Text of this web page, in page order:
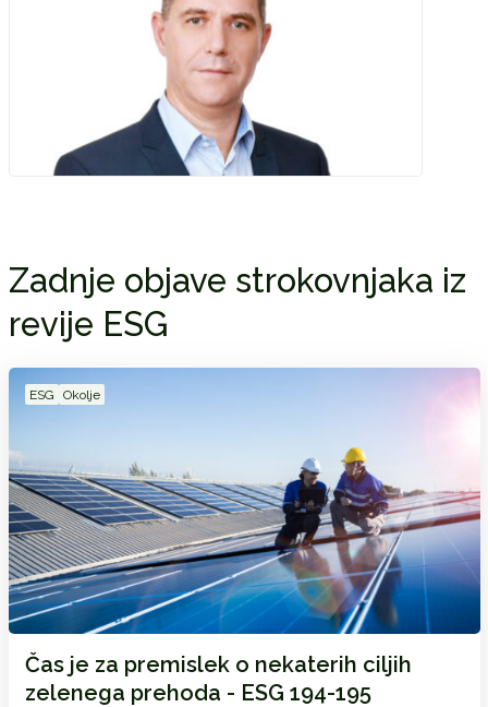
Zadnje objave strokovnjaka iz
revije ESG
ESG Okolje
Čas je za premislek o nekaterih ciljih
zelenega prehoda - ESG 194-195